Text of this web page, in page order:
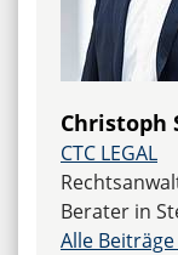
Christoph
CTC LEGAL
Berater in
Alle